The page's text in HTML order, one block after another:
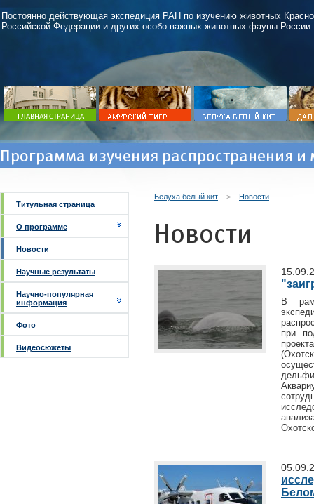
Постоянно действующая экспедиция РАН по изучению животных
Российской Федерации и других особо важных животных фауны России
Программа изучения распространения и
Титульная страница
О программе
Новости
Научные результаты
Научно-популярная
информация
Фото
Видеосюжеты
Белуха белый кит > Новости
Новости
В
при